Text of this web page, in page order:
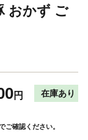
おかず ご
円 在庫あり
ご確認ください。